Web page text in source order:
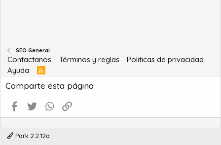
SEO General
Contactanos Términos y reglas
Politicas de privacidad
Ayuda
R
S
S
Comparte esta página
Facebook
Twitter WhatsApp
Park 2.2.12a